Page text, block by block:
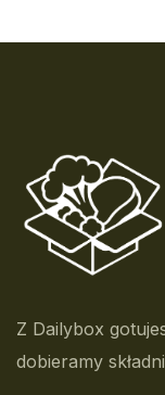
Z Dailybox
dobieramy